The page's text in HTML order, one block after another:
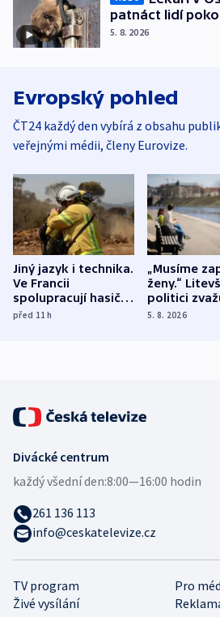
patnáct lidí
5. 8. 2026
Evropský pohled
ČT24 každý den vybírá z obsahu
veřejnými médii, členy Eurovize.
Jiný jazyk i technika.
Ve Francii
spolupracují hasiči z
různých zemí
před 11h
„Musíme
ženy.“
politici
dohodu o
5. 8. 2026
TV program
Pro
Živé vysílání
Divácké centrum
každý všední den:8:00—16:00 hodin
261 136 113
info@ceskatelevize.cz